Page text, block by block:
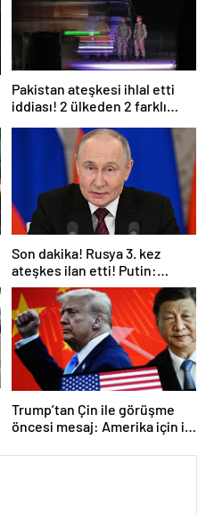
Pakistan ateşkesi ihlal etti
iddiası! 2 ülkeden 2 farklı
Son dakika! Rusya 3. kez
ateşkes ilan etti! Putin:
Erdoğan ile görüşme
gerçekleştireceğiz
Trump’tan Çin ile görüşme
öncesi mesaj: Amerika için iyi